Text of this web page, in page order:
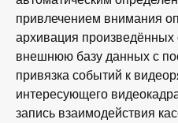
привлечением внимания
архивация
внешнюю базу данных с
привязка событий к
интересующего
запись взаимодействия